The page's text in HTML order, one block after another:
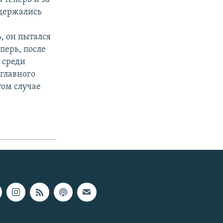
он пытался
после
случае